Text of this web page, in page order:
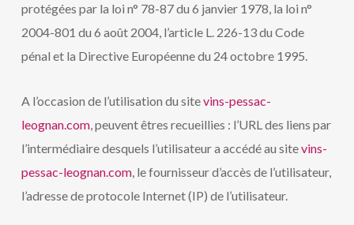
protégées par la loi n° 78-87 du 6 janvier 1978, la loi n°
2004-801 du 6 août 2004, l’article L. 226-13 du Code
pénal et la Directive Européenne du 24 octobre 1995.
A l’occasion de l’utilisation du sitevins-pessac-
leognan.com, peuvent êtres recueillies : l’URL des liens par
l’intermédiaire desquels l’utilisateur a accédé au sitevins-
pessac-leognan.com, le fournisseur d’accès de l’utilisateur,
l’adresse de protocole Internet (IP) de l’utilisateur.